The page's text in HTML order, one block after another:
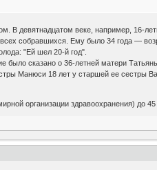
В девятнадцатом веке, например, 16-
собравшихся. Ему было 34 года —
"Ей шел 20-й год".
было сказано о 36-летней матери
Манюси 18 лет у старшей ее сестры
организации здравоохранения) до